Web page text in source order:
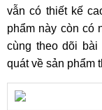
vẫn có thiết kế
phẩm này còn có
cùng theo dõi bài
quát về sản phẩm